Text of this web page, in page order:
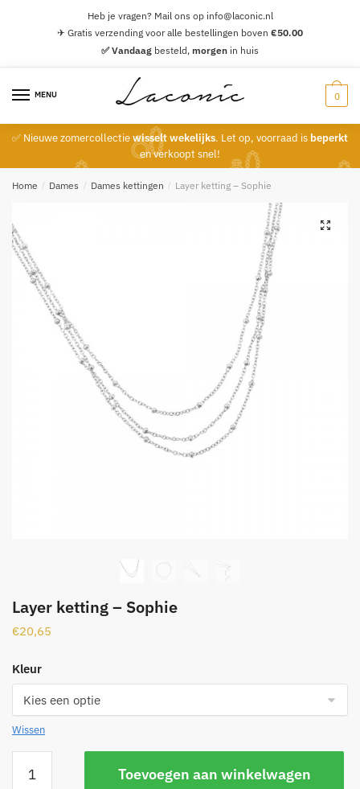
Heb je vragen? Mail ons op info@laconic.nl
✈ Gratis verzending voor alle bestellingen boven €50.00
✅ Vandaag besteld, morgen in huis
MENU 0
✅ Nieuwe zomercollectiewisselt wekelijks. Let op, voorraad is beperkt
en verkoopt snel!
Home / Dames / Dames kettingen / Layer ketting – Sophie
🔍
Layer ketting – Sophie
€20,65
Kleur
Wissen
ketting
Toevoegen aan winkelwagen